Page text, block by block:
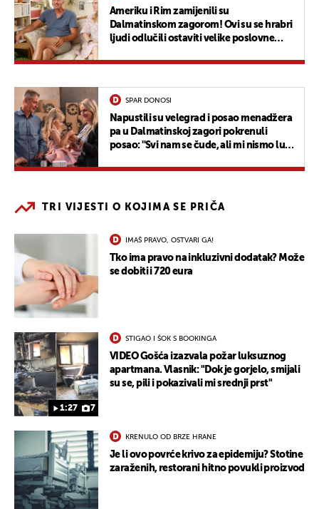
Ameriku i Rim zamijenili su
Dalmatinskom zagorom! Ovi su se hrabri
ljudi odlučili ostaviti velike poslovne
SPAR DONOSI
Napustili su velegrad i posao menadžera
pa u Dalmatinskoj zagori pokrenuli
posao: ''Svi nam se čude, ali mi nismo ludi,
TRI VIJESTI O KOJIMA SE PRIČA
IMAŠ PRAVO, OSTVARI GA!
Tko ima pravo na inkluzivni dodatak? Može
se dobiti i 720 eura
1:27 7
STIGAO I ŠOK S BOOKINGA
VIDEO Gošća izazvala požar luksuznog
apartmana. Vlasnik: "Dok je gorjelo, smijali
su se, pili i pokazivali mi srednji prst"
KRENULO OD BRZE HRANE
Je li ovo povrće krivo za epidemiju? Stotine
zaraženih, restorani hitno povukli proizvod